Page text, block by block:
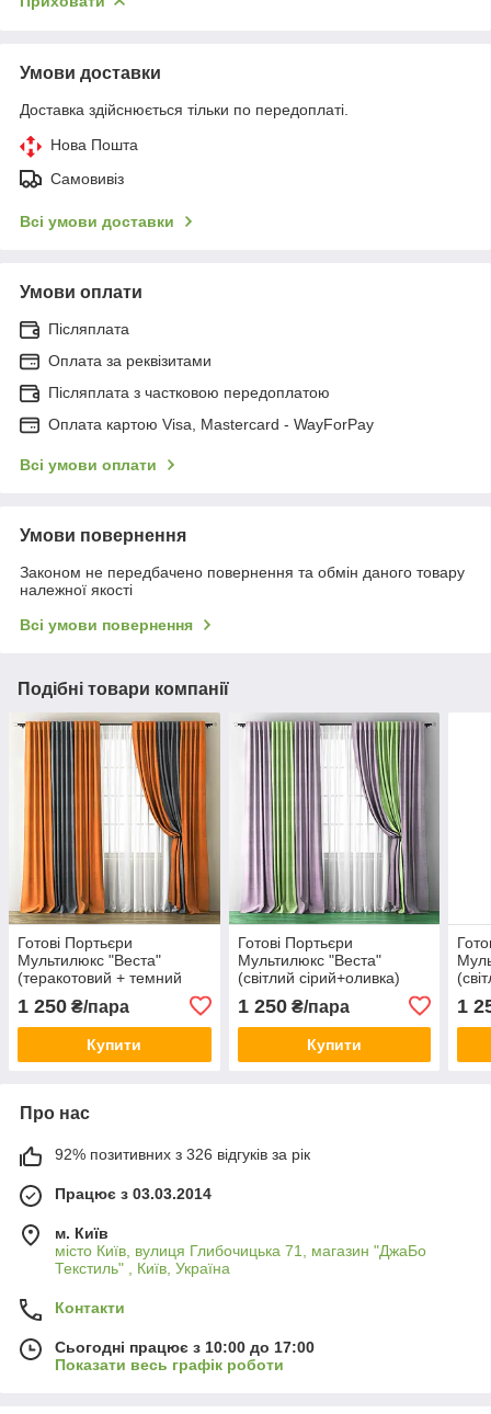
Умови доставки
Доставка здійснюється тільки по передоплаті.
Нова Пошта
Самовивіз
Всі умови доставки
Умови оплати
Післяплата
Оплата за реквізитами
Післяплата з частковою передоплатою
Оплата картою Visa, Mastercard - WayForPay
Всі умови оплати
Умови повернення
Законом не передбачено повернення та обмін даного товару
належної якості
Всі умови повернення
Подібні товари компанії
Готові Портьєри
Мультилюкс "Веста"
(теракотовий + темний
1 250 ₴/пара
Купити
Готові Портьєри
Мультилюкс "Веста"
(світлий сірий+оливка)
1 250₴/пара
Купити
1
Про нас
92% позитивних з 326 відгуків за рік
Працює з 03.03.2014
м. Київ
місто Київ, вулиця Глибочицька 71, магазин "ДжаБо
Текстиль" , Київ, Україна
Контакти
Сьогодні працює з 10:00 до 17:00
Показати весь графік роботи